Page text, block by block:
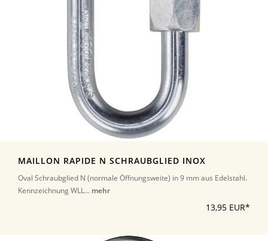
MAILLON RAPIDE N SCHRAUBGLIED INOX
Oval Schraubglied N (normale Öffnungsweite) in 9 mm aus Edelstahl.
Kennzeichnung WLL... mehr
13,95 EUR*